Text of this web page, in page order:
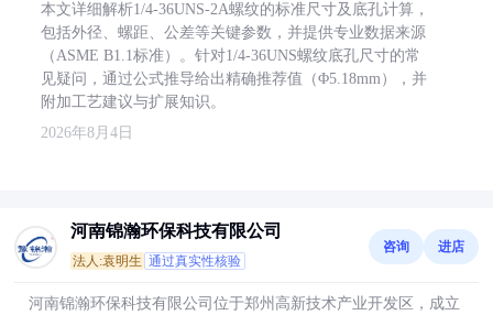
本文详细解析1/4-36UNS-2A螺纹的标准尺寸及底孔计算，
包括外径、螺距、公差等关键参数，并提供专业数据来源
（ASME B1.1标准）。针对1/4-36UNS螺纹底孔尺寸的常
见疑问，通过公式推导给出精确推荐值（Φ5.18mm），并
附加工艺建议与扩展知识。
2026年8月4日
河南锦瀚环保科技有限公司
法人:袁明生 通过真实性核验
咨询 进店
河南锦瀚环保科技有限公司位于郑州高新技术产业开发区，成立